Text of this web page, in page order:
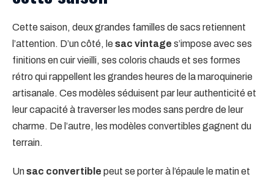
Cette saison, deux grandes familles de sacs retiennent
l’attention. D’un côté, lesac vintage s’impose avec ses
finitions en cuir vieilli, ses coloris chauds et ses formes
rétro qui rappellent les grandes heures de la maroquinerie
artisanale. Ces modèles séduisent par leur authenticité et
leur capacité à traverser les modes sans perdre de leur
charme. De l’autre, les modèles convertibles gagnent du
terrain.
Unsac convertible peut se porter à l’épaule le matin et